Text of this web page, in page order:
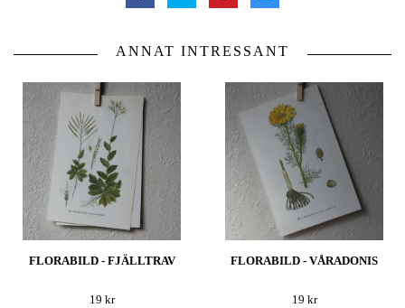
ANNAT INTRESSANT
FLORABILD - FJÄLLTRAV
19 kr
FLORABILD - VÅRADONIS
19 kr